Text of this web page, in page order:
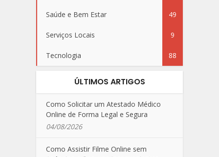
Saúde e Bem Estar 49
Serviços Locais 9
Tecnologia 88
ÚLTIMOS ARTIGOS
Como Solicitar um Atestado Médico
Online de Forma Legal e Segura
04/08/2026
Como Assistir Filme Online sem